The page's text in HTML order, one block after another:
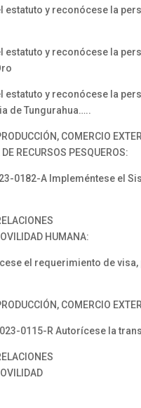
estatuto y reconócese la
estatuto y reconócese la
estatuto y reconócese la
de Tungurahua…..
COMERCIO
RECURSOS PESQUEROS:
0182-A Impleméntese el
HUMANA:
el requerimiento de
COMERCIO
0115-R Autorícese la